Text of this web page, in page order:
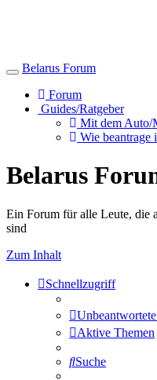
Toggle
navigation
Belarus Forum
Forum
Guides/Ratgeber
Mit dem Auto/
Wie beantrage
Belarus
Ein Forum für alle Leute, die
sind
Zum Inhalt
Schnellzugriff
Aktive Themen
Suche